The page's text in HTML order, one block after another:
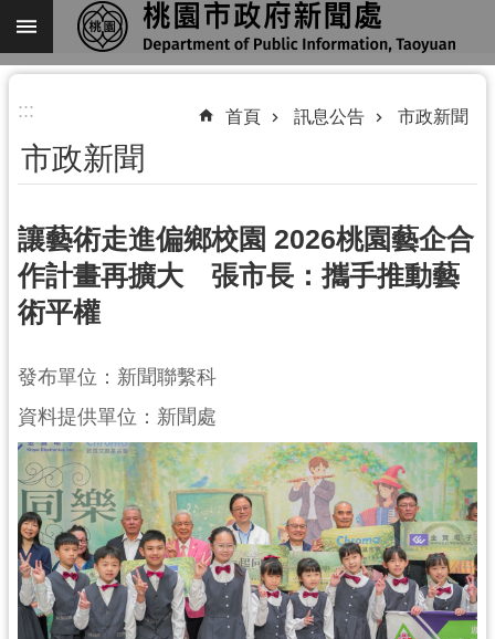
跳到主要內容區塊
進
搜
尋
關
於
們
機
關
通
訊
錄
業
務
資
::: 首頁 訊息公告 市政新聞
市政新聞
讓藝術走進偏鄉校園 2026桃園藝企合
作計畫再擴大 張市長：攜手推動藝
術平權
發布單位：新聞聯繫科
資料提供單位：新聞處